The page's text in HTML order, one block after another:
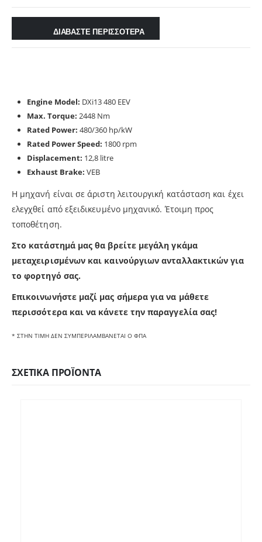
ΔΙΑΒΑΣΤΕ ΠΕΡΙΣΣΟΤΕΡΑ
Engine Model: DXi13 480 EEV
Max. Torque: 2448 Nm
Rated Power: 480/360 hp/kW
Rated Power Speed: 1800 rpm
Displacement: 12,8 litre
Exhaust Brake: VEB
H μηχανή είναι σε άριστη λειτουργική κατάσταση και έχει
ελεγχθεί από εξειδικευμένο μηχανικό. Έτοιμη προς
τοποθέτηση.
Στο κατάστημά μας θα βρείτε μεγάλη γκάμα
μεταχειρισμένων και καινούργιων ανταλλακτικών για
το φορτηγό σας.
Επικοινωνήστε μαζί μας σήμερα για να μάθετε
περισσότερα και να κάνετε την παραγγελία σας!
* ΣΤΗΝ ΤΙΜΗ ΔΕΝ ΣΥΜΠΕΡΙΛΑΜΒΑΝΕΤΑΙ Ο ΦΠΑ
ΣΧΕΤΙΚΆ ΠΡΟΪΌΝΤΑ